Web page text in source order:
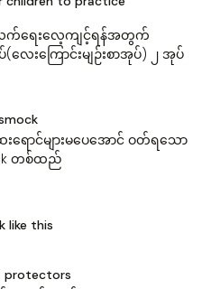
က်‌ရေး‌လေ့ကျင့်ရန်အတွက်
ေး‌ကြောင်းမျဉ်းစာအုပ်) ၂ အုပ်
ရောင်များမ‌ပေ‌အောင် ဝတ်ရ‌သော
တစ်ထည်
like this
protectors